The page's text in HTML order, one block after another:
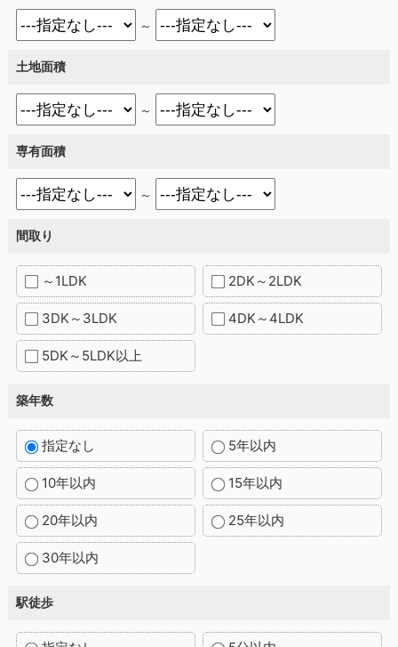
～
土地面積
～
専有面積
～
間取り
～1LDK 2DK～2LDK
3DK～3LDK 4DK～4LDK
5DK～5LDK以上
築年数
指定なし 5年以内
10年以内 15年以内
20年以内 25年以内
30年以内
駅徒歩